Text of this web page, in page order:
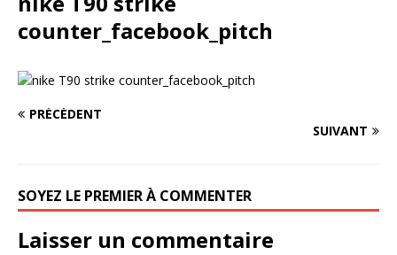
counter_facebook_pitch
PRÉCÉDENT
SUIVANT
SOYEZ LE PREMIER À COMMENTER
Laisser un commentaire